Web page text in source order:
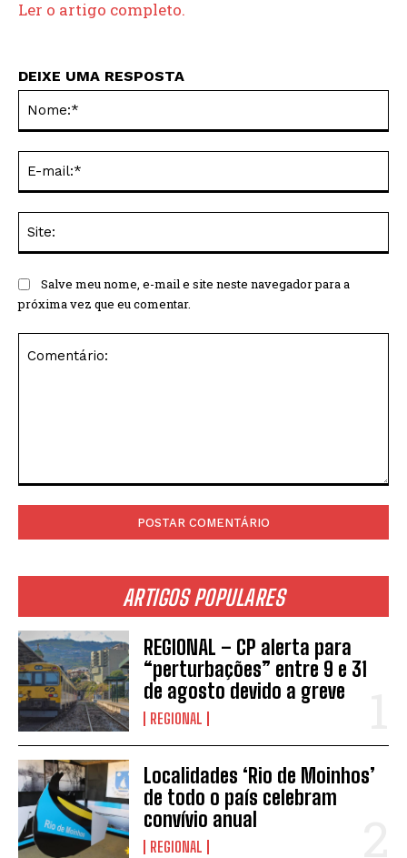
ARTIGOS POPULARES
REGIONAL – CP alerta para
“perturbações” entre 9 e 31
de agosto devido a greve
REGIONAL
Localidades ‘Rio de Moinhos’
de todo o país celebram
convívio anual
REGIONAL
Ler o artigo completo.
DEIXE UMA RESPOSTA
Salve meu nome, e-mail e site neste navegador para a
próxima vez que eu comentar.